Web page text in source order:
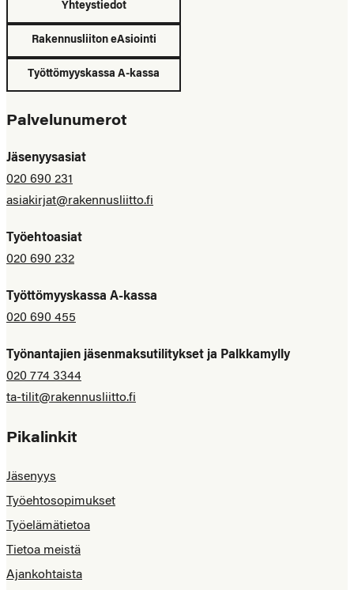
Yhteystiedot
Rakennusliiton eAsiointi
Työttömyyskassa A-kassa
Palvelunumerot
Jäsenyysasiat
020 690 231
asiakirjat@rakennusliitto.fi
Työehtoasiat
020 690 232
Työttömyyskassa A-kassa
020 690 455
Työnantajien jäsenmaksutilitykset ja Palkkamylly
020 774 3344
ta-tilit@rakennusliitto.fi
Pikalinkit
Jäsenyys
Työehtosopimukset
Työelämätietoa
Tietoa meistä
Ajankohtaista